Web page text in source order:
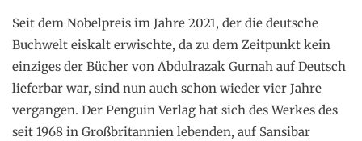
Seit dem Nobelpreis im Jahre 2021, der die deutsche
Buchwelt eiskalt erwischte, da zu dem Zeitpunkt kein
einziges der Bücher von Abdulrazak Gurnah auf Deutsch
lieferbar war, sind nun auch schon wieder vier Jahre
vergangen. Der Penguin Verlag hat sich des Werkes des
seit 1968 in Großbritannien lebenden, auf Sansibar